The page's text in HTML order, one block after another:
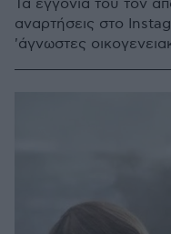
Τα εγγόνια του τον
αναρτήσεις στο
'άγνωστες